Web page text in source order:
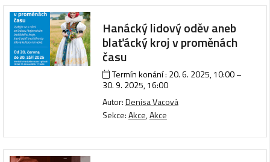
Hanácký lidový oděv aneb
blaťácký kroj v proměnách
času
Termín konání : 20. 6. 2025, 10:00–
30. 9. 2025, 16:00
Autor:Denisa Vacová
Sekce:Akce,Akce